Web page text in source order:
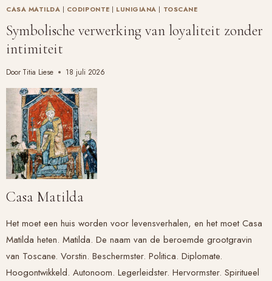
VOOR
NALATENSCHAP……
CASA MATILDA | CODIPONTE | LUNIGIANA | TOSCANE
Symbolische verwerking van loyaliteit zonder
intimiteit
Door Titia Liese 18 juli 2026
Casa Matilda
Het moet een huis worden voor levensverhalen, en het moet Casa
Matilda heten. Matilda. De naam van de beroemde grootgravin
van Toscane. Vorstin. Beschermster. Politica. Diplomate.
Hoogontwikkeld. Autonoom. Legerleidster. Hervormster. Spiritueel